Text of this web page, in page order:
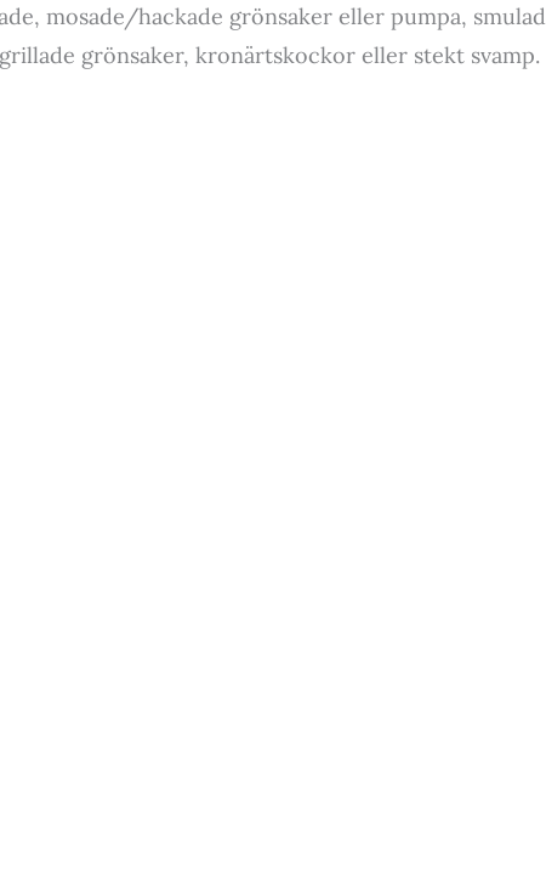
mosade/hackade grönsaker eller pumpa, smulad
grönsaker, kronärtskockor eller stekt svamp.